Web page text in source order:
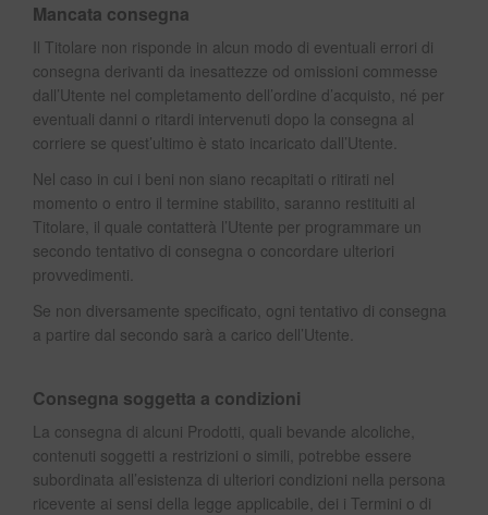
Mancata consegna
Il Titolare non risponde in alcun modo di eventuali errori di
consegna derivanti da inesattezze od omissioni commesse
dall’Utente nel completamento dell’ordine d’acquisto, né per
eventuali danni o ritardi intervenuti dopo la consegna al
corriere se quest’ultimo è stato incaricato dall’Utente.
Nel caso in cui i beni non siano recapitati o ritirati nel
momento o entro il termine stabilito, saranno restituiti al
Titolare, il quale contatterà l’Utente per programmare un
secondo tentativo di consegna o concordare ulteriori
provvedimenti.
Se non diversamente specificato, ogni tentativo di consegna
a partire dal secondo sarà a carico dell’Utente.
Consegna soggetta a condizioni
La consegna di alcuni Prodotti, quali bevande alcoliche,
contenuti soggetti a restrizioni o simili, potrebbe essere
subordinata all’esistenza di ulteriori condizioni nella persona
ricevente ai sensi della legge applicabile, dei i Termini o di